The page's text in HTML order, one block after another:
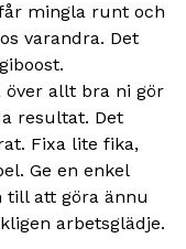
mingla runt och
varandra. Det
över allt bra ni gör
resultat. Det
Fixa lite fika,
Ge en enkel
till att göra ännu
arbetsglädje.